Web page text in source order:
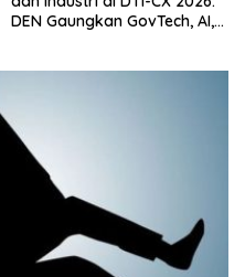
Berkelanjutan